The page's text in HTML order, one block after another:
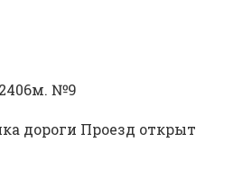
№9
дороги Проезд открыт